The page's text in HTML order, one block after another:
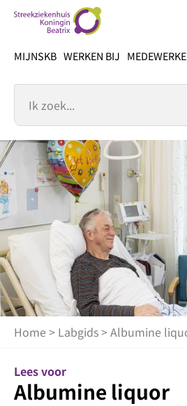
inhoud
MIJNSKB WERKEN BIJ
Home > Labgids> Albumine
Lees voor
Albumine liquor